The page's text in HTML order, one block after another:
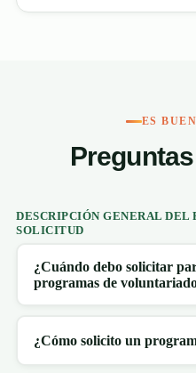
ES
DESCRIPCIÓN GENERAL DEL
SOLICITUD
¿Cuándo debo solicitar
programas de
¿Cómo solicito un